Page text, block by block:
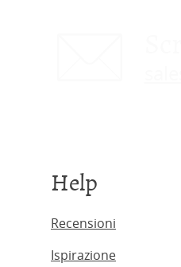
Help
Recensioni
Ispirazione